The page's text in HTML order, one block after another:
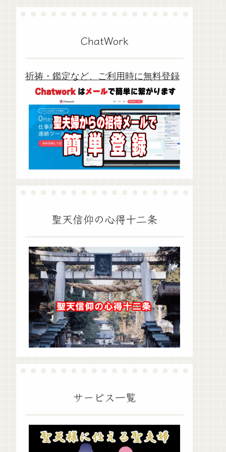
ChatWork
祈祷・鑑定など、ご利用時に無料登録
聖天信仰の心得十二条
サービス一覧